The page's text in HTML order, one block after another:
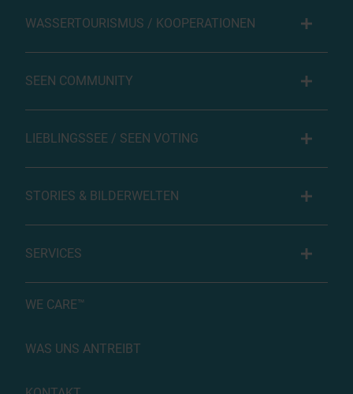
WASSERTOURISMUS / KOOPERATIONEN
SEEN COMMUNITY
LIEBLINGSSEE / SEEN VOTING
STORIES & BILDERWELTEN
SERVICES
WE CARE™
WAS UNS ANTREIBT